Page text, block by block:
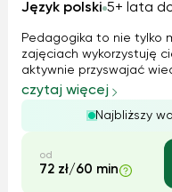
Język polski 5+ lata
Pedagogika to nie tylko
zajęciach wykorzystuję
aktywnie przyswajać
zdobyte wiadomości z
zrozumiałe i mógł sam
Zarówno rodzice jak i uc...
czytaj więcej
Najbliższy
od
72 zł/60 min